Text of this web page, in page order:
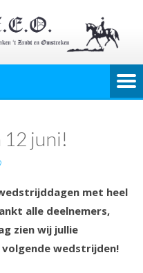
12 juni!
met heel
alle deelnemers,
zien wij jullie
volgende wedstrijden!